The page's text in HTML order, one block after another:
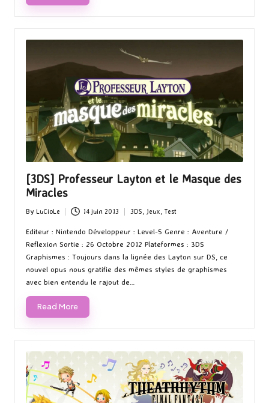
[3DS] Professeur Layton et le Masque des
Miracles
Posted
by
By LuCioLe 14 juin 2013
Posted
in
3DS, Jeux, Test
Editeur : Nintendo Développeur : Level-5 Genre : Aventure /
Reflexion Sortie : 26 Octobre 2012 Plateformes : 3DS
Graphismes : Toujours dans la lignée des Layton sur DS, ce
nouvel opus nous gratifie des mêmes styles de graphismes
avec bien entendu le rajout de…
Read More